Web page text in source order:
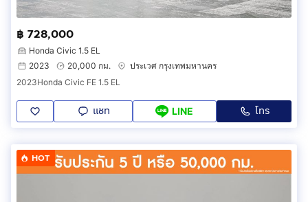
฿ 728,000
Honda Civic 1.5 EL
2023
20,000 กม.
ประเวศ กรุงเทพมหานคร
2023Honda Civic FE 1.5 EL
แชท LINE โทร
HOT